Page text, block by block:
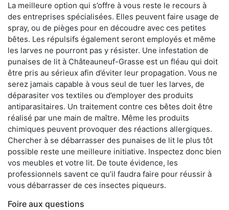
La meilleure option qui s’offre à vous reste le recours à
des entreprises spécialisées. Elles peuvent faire usage de
spray, ou de pièges pour en découdre avec ces petites
bêtes. Les répulsifs également seront employés et même
les larves ne pourront pas y résister. Une infestation de
punaises de lit à Châteauneuf-Grasse est un fléau qui doit
être pris au sérieux afin d’éviter leur propagation. Vous ne
serez jamais capable à vous seul de tuer les larves, de
déparasiter vos textiles ou d’employer des produits
antiparasitaires. Un traitement contre ces bêtes doit être
réalisé par une main de maître. Même les produits
chimiques peuvent provoquer des réactions allergiques.
Chercher à se débarrasser des punaises de lit le plus tôt
possible reste une meilleure initiative. Inspectez donc bien
vos meubles et votre lit. De toute évidence, les
professionnels savent ce qu’il faudra faire pour réussir à
vous débarrasser de ces insectes piqueurs.
Foire aux questions